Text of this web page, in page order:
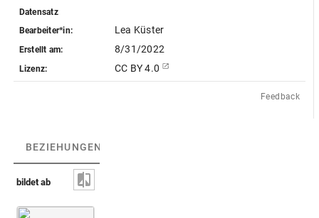
Datensatz
Bearbeiter*in:
Lea Küster
Erstellt am: 8/31/2022
Lizenz: CC BY 4.0
Feedback
BEZIEHUNGEN
bildet ab